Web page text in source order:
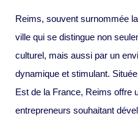
Reims, souvent surnommée
ville qui se distingue non
culturel, mais aussi par un
dynamique et stimulant.
Est de la France, Reims offre
entrepreneurs souhaitant